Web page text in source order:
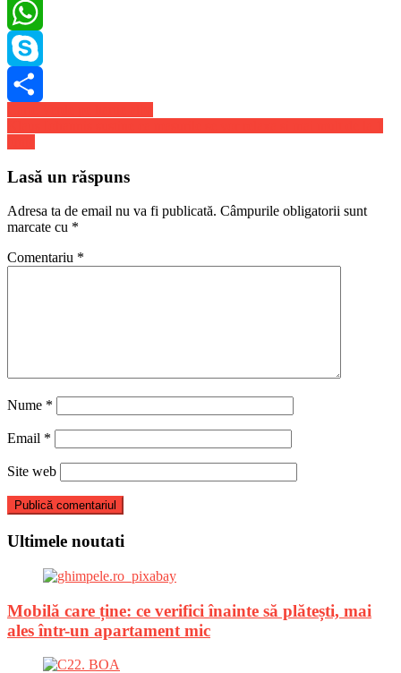
LinkedIn
WhatsApp
Skype
Share
Navigare
în
Lasă un răspuns
Adresa ta de email nu va fi publicată. Câmpurile obligatorii sunt
marcate cu *
Comentariu *
Nume *
Email *
Site web
Ultimele noutati
Mobilă care ține: ce verifici înainte să plătești, mai
ales într-un apartament mic